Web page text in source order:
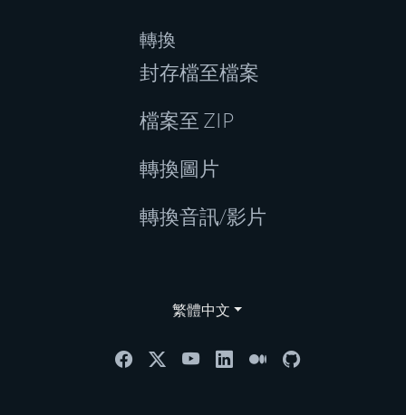
轉換
封存檔至檔案
檔案至 ZIP
轉換圖片
轉換音訊/影片
繁體中文